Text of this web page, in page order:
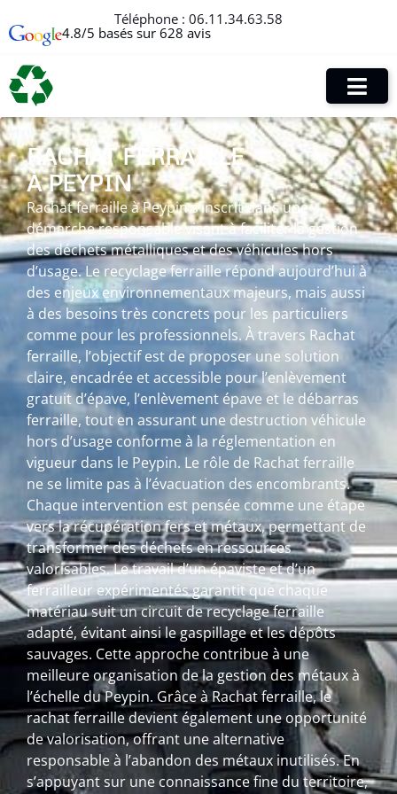
Téléphone : 06.11.34.63.58
4.8/5 basés sur 628 avis
RACHAT FERRAILLE
À PEYPIN
Rachat ferraille à Peypin s’inscrit dans une
démarche responsable visant à faciliter la gestion
des déchets métalliques et des véhicules hors
d’usage. Le recyclage ferraille répond aujourd’hui à
des enjeux environnementaux majeurs, mais aussi
à des besoins très concrets pour les particuliers
comme pour les professionnels. À travers Rachat
ferraille, l’objectif est de proposer une solution
claire, encadrée et accessible pour l’enlèvement
gratuit d’épave, l’enlèvement épave et le débarras
ferraille, tout en assurant une destruction véhicule
hors d’usage conforme à la réglementation en
vigueur dans le Peypin. Le rôle de Rachat ferraille
ne se limite pas à l’évacuation des encombrants.
Chaque intervention est pensée comme une étape
vers la récupération fers et métaux, permettant de
transformer des déchets en ressources
valorisables. Le travail d’un épaviste et d’un
ferrailleur expérimentés garantit que chaque
matériau suit un circuit de recyclage ferraille
adapté, évitant ainsi le gaspillage et les dépôts
sauvages. Cette approche contribue à une
meilleure organisation de la gestion des métaux à
l’échelle du Peypin. Grâce à Rachat ferraille, le
rachat ferraille devient également une opportunité
de valorisation, offrant une alternative
responsable à l’abandon des métaux inutilisés. En
s’appuyant sur une connaissance fine du territoire,